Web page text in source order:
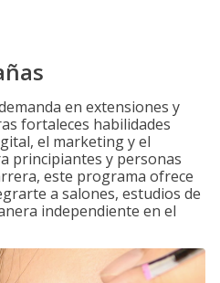
en extensiones y
fortaleces habilidades
el marketing y el
principiantes y personas
este programa ofrece
a salones, estudios de
independiente en el